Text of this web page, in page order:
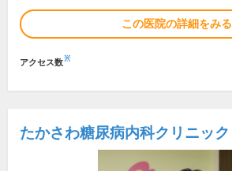
この医院の詳細をみる
アクセス数※
たかさわ糖尿病内科クリニック